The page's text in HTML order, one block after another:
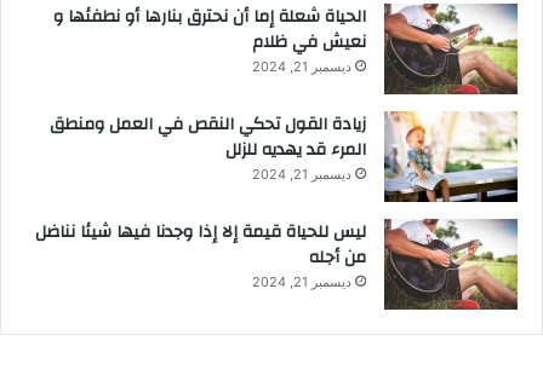
الحياة شعلة إما أن نحترق بنارها أو نطفئها و
نعيش في ظلام
ديسمبر 21, 2024
زيادة القول تحكي النقص في العمل ومنطق
المرء قد يهديه للزلل
ديسمبر 21, 2024
ليس للحياة قيمة إلا إذا وجدنا فيها شيئا نناضل
من أجله
ديسمبر 21, 2024